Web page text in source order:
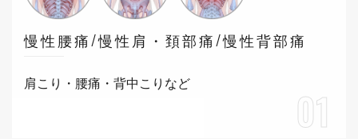
慢性腰痛/慢性肩・頚部痛/慢性背部痛
肩こり・腰痛・背中こりなど
01